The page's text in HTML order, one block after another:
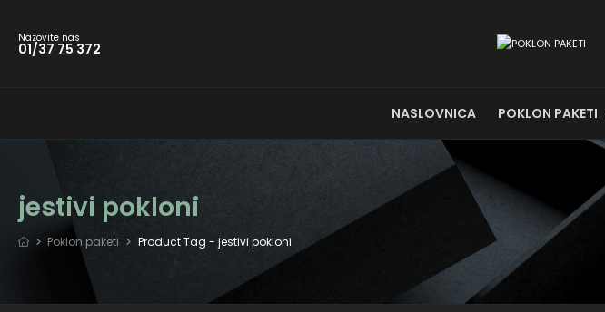
Nazovite nas
01/37 75 372
NASLOVNICA POKLON PAKETI
jestivi pokloni
Poklon paketi Product Tag - jestivi pokloni